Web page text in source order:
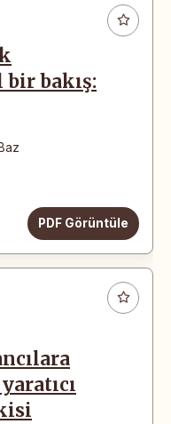
bakış:
PDF Görüntüle